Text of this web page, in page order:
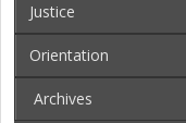
Justice
Orientation
Archives